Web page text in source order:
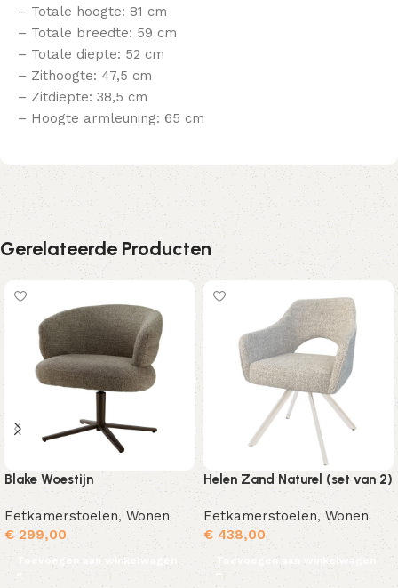
– Totale hoogte: 81 cm
– Totale breedte: 59 cm
– Totale diepte: 52 cm
– Zithoogte: 47,5 cm
– Zitdiepte: 38,5 cm
– Hoogte armleuning: 65 cm
Gerelateerde Producten
Blake Woestijn
Eetkamerstoelen, Wonen
€299,00
Toevoegen aan winkelwagen
Helen Zand Naturel (set van 2)
Eetkamerstoelen,Wonen
€ 438,00
Toevoegen aan winkelwagen